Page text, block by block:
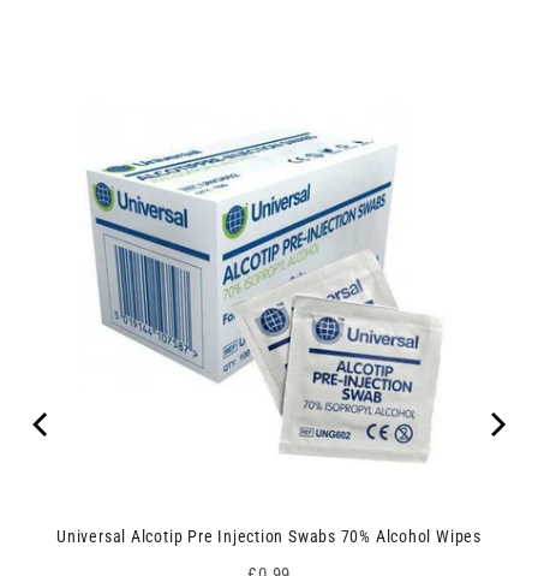
Universal Alcotip Pre Injection Swabs 70% Alcohol Wipes